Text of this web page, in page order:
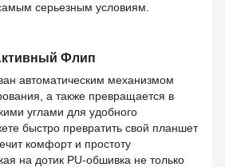
серьезным условиям.
Флип
автоматическим механизмом
а также превращается в
углами для удобного
быстро превратить свой планшет
комфорт и простоту
на дотик PU-обшивка не только